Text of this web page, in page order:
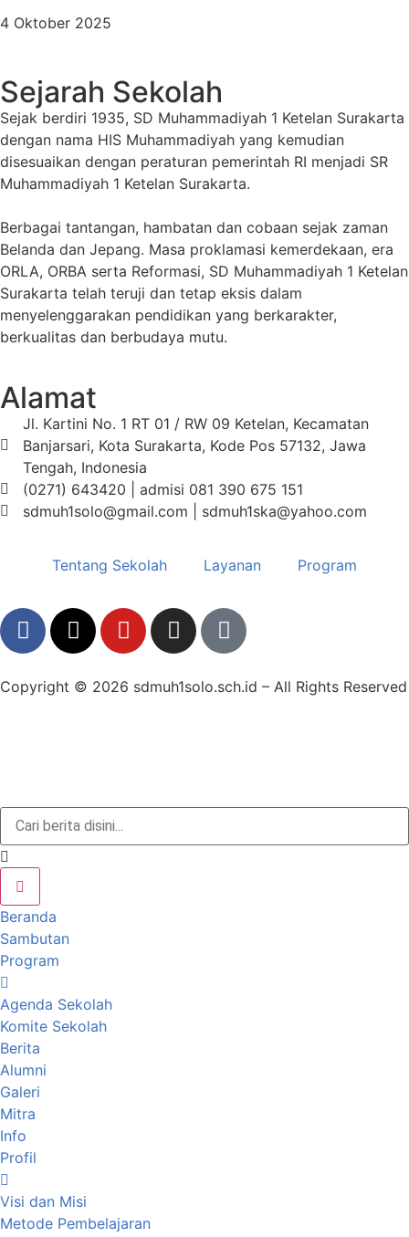
4 Oktober 2025
Sejarah Sekolah
Sejak berdiri 1935, SD Muhammadiyah 1 Ketelan Surakarta
dengan nama HIS Muhammadiyah yang kemudian
disesuaikan dengan peraturan pemerintah RI menjadi SR
Muhammadiyah 1 Ketelan Surakarta.
Berbagai tantangan, hambatan dan cobaan sejak zaman
Belanda dan Jepang. Masa proklamasi kemerdekaan, era
ORLA, ORBA serta Reformasi, SD Muhammadiyah 1 Ketelan
Surakarta telah teruji dan tetap eksis dalam
menyelenggarakan pendidikan yang berkarakter,
berkualitas dan berbudaya mutu.
Alamat
Jl. Kartini No. 1 RT 01 / RW 09 Ketelan, Kecamatan
Banjarsari, Kota Surakarta, Kode Pos 57132, Jawa
Tengah, Indonesia
(0271) 643420 | admisi 081 390 675 151
sdmuh1solo@gmail.com | sdmuh1ska@yahoo.com
Tentang Sekolah Layanan Program
Copyright © 2026 sdmuh1solo.sch.id – All Rights Reserved
Beranda
Sambutan
Program
Agenda Sekolah
Komite Sekolah
Berita
Alumni
Galeri
Mitra
Info
Profil
Visi dan Misi
Metode Pembelajaran